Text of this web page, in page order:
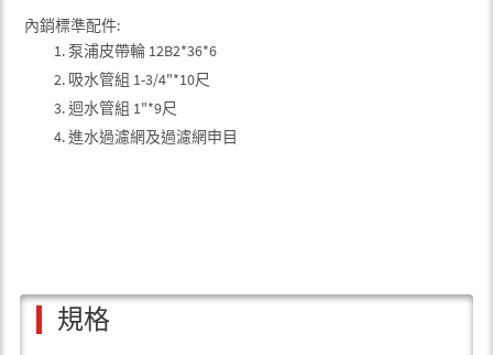
內銷標準配件:
泵浦皮帶輪 12B2*36*6
吸水管組 1-3/4"*10尺
迴水管組 1"*9尺
進水過濾網及過濾網申目
規格